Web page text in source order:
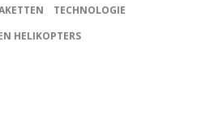
TECHNOLOGIE
HELIKOPTERS